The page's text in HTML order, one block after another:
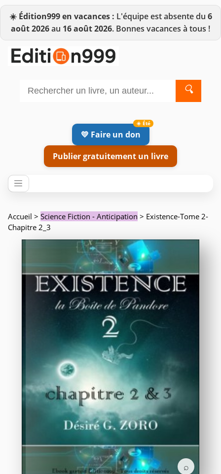
☀️ Édition999 en vacances : L'équipe est absente du 6
août 2026au 16 août 2026. Bonnes vacances à tous !
🔍
💛 Faire un don
Publier gratuitement un livre
Accueil > Science Fiction - Anticipation > Existence-Tome 2-
Chapitre 2_3
⌕